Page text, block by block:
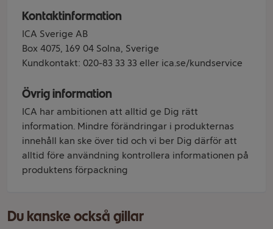
Kontaktinformation
ICA Sverige AB
Box 4075, 169 04 Solna, Sverige
Kundkontakt: 020-83 33 33 eller ica.se/kundservice
Övrig information
ICA har ambitionen att alltid ge Dig rätt
information. Mindre förändringar i produkternas
innehåll kan ske över tid och vi ber Dig därför att
alltid före användning kontrollera informationen på
produktens förpackning
Du kanske också gillar